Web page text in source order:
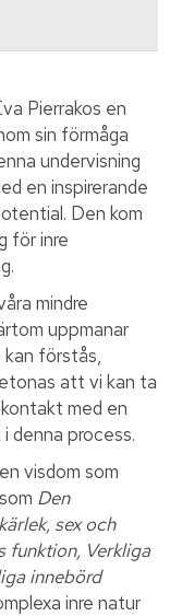
Pierrakos en
sin förmåga
undervisning
en inspirerande
Den kom
för inre
mindre
uppmanar
förstås,
att vi kan ta
med en
denna process.
visdom som
Den
sex och
funktion, Verkliga
innebörd
inre natur